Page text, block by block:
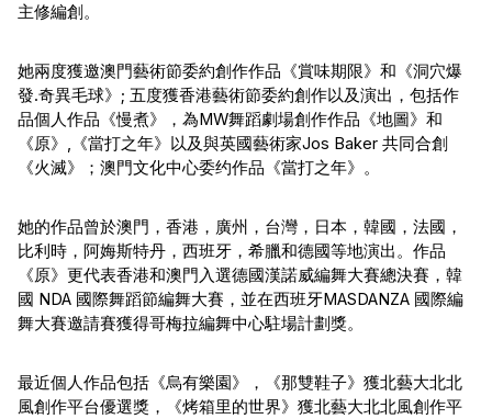
主修編創。
她兩度獲邀澳門藝術節委約創作作品《賞味期限》和《洞穴爆
發.奇異毛球》; 五度獲香港藝術節委約創作以及演出，包括作
品個人作品《慢煮》，為MW舞蹈劇場創作作品《地圖》和
《原》,《當打之年》以及與英國藝術家Jos Baker 共同合創
《火滅》；澳門文化中心委约作品《當打之年》。
她的作品曾於澳門，香港，廣州，台灣，日本，韓國，法國，
比利時，阿娒斯特丹，西班牙，希臘和德國等地演出。作品
《原》更代表香港和澳門入選德國漢諾威編舞大賽總決賽，韓
國 NDA 國際舞蹈節編舞大賽，並在西班牙MASDANZA 國際編
舞大賽邀請賽獲得哥梅拉編舞中心駐場計劃獎。
最近個人作品包括《烏有樂園》，《那雙鞋子》獲北藝大北北
風創作平台優選獎，《烤箱里的世界》獲北藝大北北風創作平